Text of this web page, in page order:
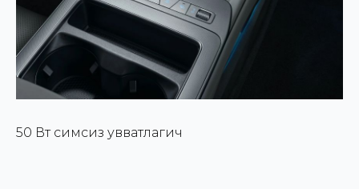
50 Вт симсиз қувватлагич